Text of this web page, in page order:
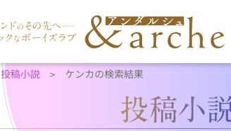
投稿小説 ケンカの検索結果